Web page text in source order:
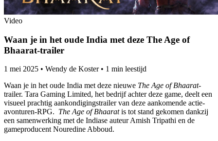
Video
Waan je in het oude India met deze The Age of
Bhaarat-trailer
1 mei 2025 • Wendy de Koster • 1 min leestijd
Waan je in het oude India met deze nieuwe The Age of Bhaarat-
trailer. Tara Gaming Limited, het bedrijf achter deze game, deelt een
visueel prachtig aankondigingstrailer van deze aankomende actie-
avonturen-RPG. The Age of Bhaaratis tot stand gekomen dankzij
een samenwerking met de Indiase auteur Amish Tripathi en de
gameproducent Nouredine Abboud.